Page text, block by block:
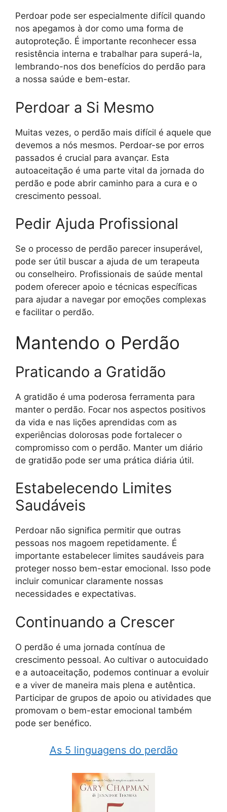
Perdoar pode ser especialmente difícil quando
nos apegamos à dor como uma forma de
autoproteção. É importante reconhecer essa
resistência interna e trabalhar para superá-la,
lembrando-nos dos benefícios do perdão para
a nossa saúde e bem-estar.
Perdoar a Si Mesmo
Muitas vezes, o perdão mais difícil é aquele que
devemos a nós mesmos. Perdoar-se por erros
passados é crucial para avançar. Esta
autoaceitação é uma parte vital da jornada do
perdão e pode abrir caminho para a cura e o
crescimento pessoal.
Pedir Ajuda Profissional
Se o processo de perdão parecer insuperável,
pode ser útil buscar a ajuda de um terapeuta
ou conselheiro. Profissionais de saúde mental
podem oferecer apoio e técnicas específicas
para ajudar a navegar por emoções complexas
e facilitar o perdão.
Mantendo o Perdão
Praticando a Gratidão
A gratidão é uma poderosa ferramenta para
manter o perdão. Focar nos aspectos positivos
da vida e nas lições aprendidas com as
experiências dolorosas pode fortalecer o
compromisso com o perdão. Manter um diário
de gratidão pode ser uma prática diária útil.
Estabelecendo Limites
Saudáveis
Perdoar não significa permitir que outras
pessoas nos magoem repetidamente. É
importante estabelecer limites saudáveis para
proteger nosso bem-estar emocional. Isso pode
incluir comunicar claramente nossas
necessidades e expectativas.
Continuando a Crescer
O perdão é uma jornada contínua de
crescimento pessoal. Ao cultivar o autocuidado
e a autoaceitação, podemos continuar a evoluir
e a viver de maneira mais plena e autêntica.
Participar de grupos de apoio ou atividades que
promovam o bem-estar emocional também
pode ser benéfico.
As 5 linguagens do perdão